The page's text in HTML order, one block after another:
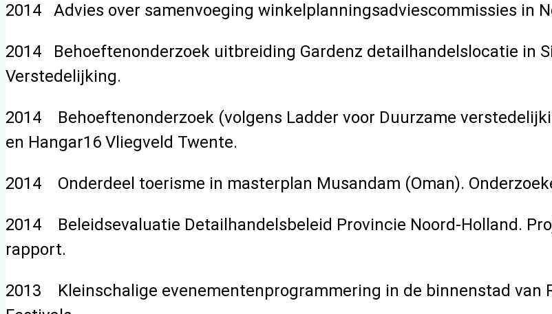
2014 Advies over samenvoeging winkelplanningsadviescommissies in
2014 Behoeftenonderzoek uitbreiding Gardenz detailhandelslocatie in
Verstedelijking.
2014 Behoeftenonderzoek (volgens Ladder voor Duurzame
en Hangar16 Vliegveld Twente.
2014 Onderdeel toerisme in masterplan Musandam (Oman).
2014 Beleidsevaluatie Detailhandelsbeleid Provincie Noord-Holland.
rapport.
2013 Kleinschalige evenementenprogrammering in de binnenstad van